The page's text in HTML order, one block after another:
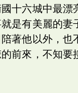
十六城中最
是有美麗的
著他以外，
前來，不知